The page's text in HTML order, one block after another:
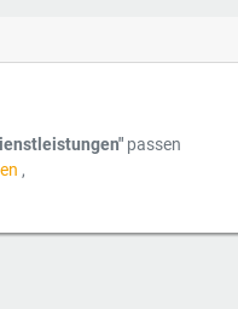
passen
,